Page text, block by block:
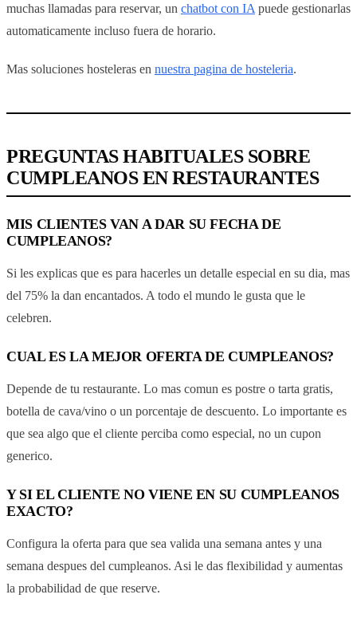
muchas llamadas para reservar, un chatbot con IA puede gestionarlas
automaticamente incluso fuera de horario.
Mas soluciones hosteleras en nuestra pagina de hosteleria.
PREGUNTAS HABITUALES SOBRE
CUMPLEANOS EN RESTAURANTES
MIS CLIENTES VAN A DAR SU FECHA DE
CUMPLEANOS?
Si les explicas que es para hacerles un detalle especial en su dia, mas
del 75% la dan encantados. A todo el mundo le gusta que le
celebren.
CUAL ES LA MEJOR OFERTA DE CUMPLEANOS?
Depende de tu restaurante. Lo mas comun es postre o tarta gratis,
botella de cava/vino o un porcentaje de descuento. Lo importante es
que sea algo que el cliente perciba como especial, no un cupon
generico.
Y SI EL CLIENTE NO VIENE EN SU CUMPLEANOS
EXACTO?
Configura la oferta para que sea valida una semana antes y una
semana despues del cumpleanos. Asi le das flexibilidad y aumentas
la probabilidad de que reserve.